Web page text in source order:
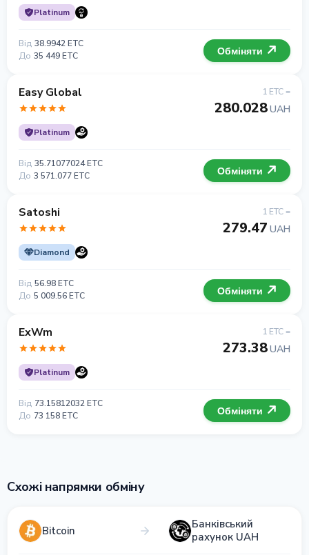
Platinum
Від 38.9942 ETC
До 35 449 ETC Обміняти
Easy Global
Platinum
1 ETC =
280.028UAH
Від 35.71077024 ETC
До 3 571.077 ETC Обміняти
Satoshi
Diamond
1 ETC =
279.47 UAH
Від 56.98 ETC
До 5 009.56 ETC Обміняти
ExWm
Platinum
1 ETC =
273.38UAH
Від 73.15812032 ETC
До 73 158 ETC Обміняти
Схожі напрямки обміну
Bitcoin
Банківський
рахунок UAH